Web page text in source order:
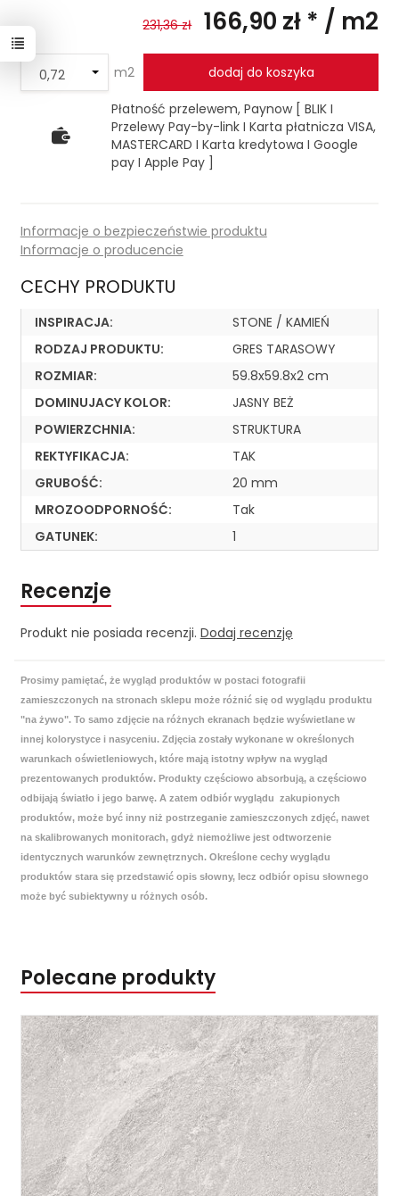
231,36 zł 166,90 zł * / m2
m2 dodaj do koszyka
Płatność przelewem, Paynow [ BLIK I
Przelewy Pay-by-link I Karta płatnicza VISA,
MASTERCARD I Karta kredytowa I Google
pay I Apple Pay ]
Informacje o bezpieczeństwie produktu
Informacje o producencie
CECHY PRODUKTU
INSPIRACJA:
STONE / KAMIEŃ
RODZAJ PRODUKTU:
GRES TARASOWY
ROZMIAR:
59.8x59.8x2 cm
DOMINUJACY KOLOR:
JASNY BEŻ
POWIERZCHNIA:
STRUKTURA
REKTYFIKACJA:
TAK
GRUBOŚĆ:
20 mm
MROZOODPORNOŚĆ:
Tak
GATUNEK:
1
Recenzje
Produkt nie posiada recenzji. Dodaj recenzję
Prosimy pamiętać, że wygląd produktów w postaci fotografii
zamieszczonych na stronach sklepu może różnić się od wyglądu produktu
"na żywo". To samo zdjęcie na różnych ekranach będzie wyświetlane w
innej kolorystyce i nasyceniu. Zdjęcia zostały wykonane w określonych
warunkach oświetleniowych, które mają istotny wpływ na wygląd
prezentowanych produktów. Produkty częściowo absorbują, a częściowo
odbijają światło i jego barwę. A zatem odbiór wyglądu zakupionych
produktów, może być inny niż postrzeganie zamieszczonych zdjęć, nawet
na skalibrowanych monitorach, gdyż niemożliwe jest odtworzenie
identycznych warunków zewnętrznych. Określone cechy wyglądu
produktów stara się przedstawić opis słowny, lecz odbiór opisu słownego
może być subiektywny u różnych osób.
Polecane produkty